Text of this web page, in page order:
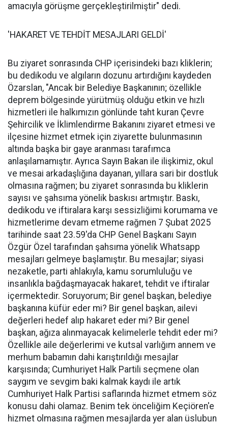
amacıyla görüşme gerçekleştirilmiştir" dedi.
'HAKARET VE TEHDİT MESAJLARI GELDİ'
Bu ziyaret sonrasında CHP içerisindeki bazı kliklerin;
bu dedikodu ve algıların dozunu artırdığını kaydeden
Özarslan, "Ancak bir Belediye Başkanının; özellikle
deprem bölgesinde yürütmüş olduğu etkin ve hızlı
hizmetleri ile halkımızın gönlünde taht kuran Çevre
Şehircilik ve İklimlendirme Bakanını ziyaret etmesi ve
ilçesine hizmet etmek için ziyarette bulunmasının
altında başka bir gaye aranması tarafımca
anlaşılamamıştır. Ayrıca Sayın Bakan ile ilişkimiz, okul
ve mesai arkadaşlığına dayanan, yıllara sari bir dostluk
olmasına rağmen; bu ziyaret sonrasında bu kliklerin
sayısı ve şahsıma yönelik baskısı artmıştır. Baskı,
dedikodu ve iftiralara karşı sessizliğimi korumama ve
hizmetlerime devam etmeme rağmen 7 Şubat 2025
tarihinde saat 23.59'da CHP Genel Başkanı Sayın
Özgür Özel tarafından şahsıma yönelik Whatsapp
mesajları gelmeye başlamıştır. Bu mesajlar; siyasi
nezaketle, parti ahlakıyla, kamu sorumluluğu ve
insanlıkla bağdaşmayacak hakaret, tehdit ve iftiralar
içermektedir. Soruyorum; Bir genel başkan, belediye
başkanına küfür eder mi? Bir genel başkan, ailevi
değerleri hedef alıp hakaret eder mi? Bir genel
başkan, ağıza alınmayacak kelimelerle tehdit eder mi?
Özellikle aile değerlerimi ve kutsal varlığım annem ve
merhum babamın dahi karıştırıldığı mesajlar
karşısında; Cumhuriyet Halk Partili seçmene olan
saygım ve sevgim baki kalmak kaydı ile artık
Cumhuriyet Halk Partisi saflarında hizmet etmem söz
konusu dahi olamaz. Benim tek önceliğim Keçiören'e
hizmet olmasına rağmen mesajlarda yer alan üslubun